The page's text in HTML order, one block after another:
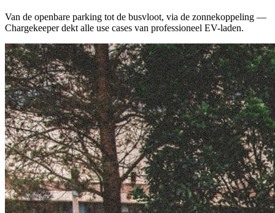
Van de openbare parking tot de busvloot, via de zonnekoppeling —
Chargekeeper dekt alle use cases van professioneel EV-laden.